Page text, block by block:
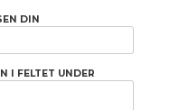
DIN
I FELTET UNDER